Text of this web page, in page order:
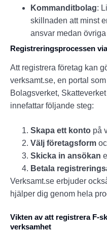
Kommanditbolag:
skillnaden att minst
ansvar medan
Registreringsprocessen
Att registrera företag kan
verksamt.se, en portal
Bolagsverket,
innefattar följande steg:
Skapa ett konto på
Välj företagsform
Skicka in ansökan
Betala
Verksamt.se erbjuder
hjälper dig genom hela
Vikten av att registrera F-
verksamhet